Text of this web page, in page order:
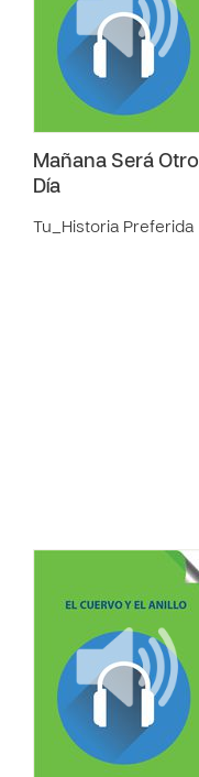
Mañana Será Otro
Día
Tu_Historia Preferida